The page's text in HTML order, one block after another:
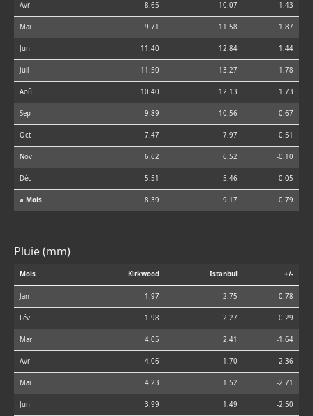
Avr 8.65 10.07 1.43
Mai 9.71 11.58 1.87
Jun 11.40 12.84 1.44
Juil 11.50 13.27 1.78
Aoû 10.40 12.13 1.73
Sep 9.89 10.56 0.67
Oct 7.47 7.97 0.51
Nov 6.62 6.52 -0.10
Déc 5.51 5.46 -0.05
⌀ Mois 8.39 9.17 0.79
Pluie (mm)
Mois Kirkwood Istanbul +/-
Jan 1.97 2.75 0.78
Fév 1.98 2.27 0.29
Mar 4.05 2.41 -1.64
Avr 4.06 1.70 -2.36
Mai 4.23 1.52 -2.71
Jun 3.99 1.49 -2.50